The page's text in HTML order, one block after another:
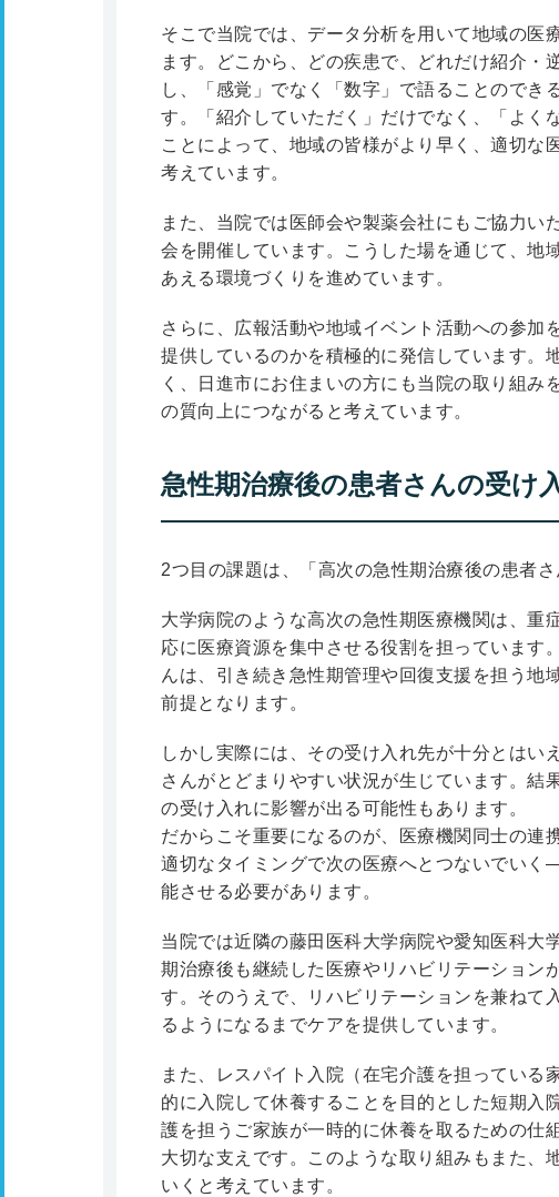
そこで当院では、データ分析を用いて地域の医
ます。どこから、どの疾患で、どれだけ紹介・
し、「感覚」でなく「数字」で語ることのでき
す。「紹介していただく」だけでなく、「よく
ことによって、地域の皆様がより早く、適切な
考えています。
また、当院では医師会や製薬会社にもご協力い
会を開催しています。こうした場を通じて、地
あえる環境づくりを進めています。
さらに、広報活動や地域イベント活動への参加
提供しているのかを積極的に発信しています。
く、日進市にお住まいの方にも当院の取り組み
の質向上につながると考えています。
急性期治療後の患者さんの受け
2つ目の課題は、「高次の急性期治療後の患者
大学病院のような高次の急性期医療機関は、重
応に医療資源を集中させる役割を担っています
んは、引き続き急性期管理や回復支援を担う地
前提となります。
しかし実際には、その受け入れ先が十分とはい
さんがとどまりやすい状況が生じています。結
の受け入れに影響が出る可能性もあります。
だからこそ重要になるのが、医療機関同士の連
適切なタイミングで次の医療へとつないでい
能させる必要があります。
当院では近隣の藤田医科大学病院や愛知医科大
期治療後も継続した医療やリハビリテーション
す。そのうえで、リハビリテーションを兼ねて
るようになるまでケアを提供しています。
また、レスパイト入院（在宅介護を担っている
的に入院して休養することを目的とした短期入
護を担うご家族が一時的に休養を取るための仕
大切な支えです。このような取り組みもまた、
いくと考えています。